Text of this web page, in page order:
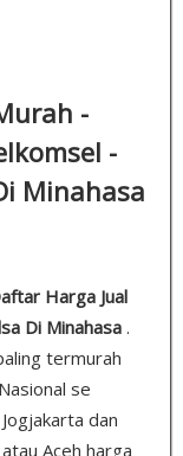
-
-
Minahasa
Harga Jual
Di Minahasa .
termurah
Nasional se
dan
Aceh harga